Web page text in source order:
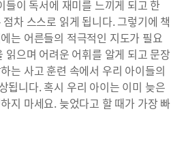
들이 독서에 재미를 느끼게 되고 한
차 스스로 읽게 됩니다. 그렇기에 책
는 어른들의 적극적인 지도가 필요
읽으며 어려운 어휘를 알게 되고 문장
는 사고 훈련 속에서 우리 아이들의
됩니다. 혹시 우리 아이는 이미 늦은
지 마세요. 늦었다고 할 때가 가장 빠